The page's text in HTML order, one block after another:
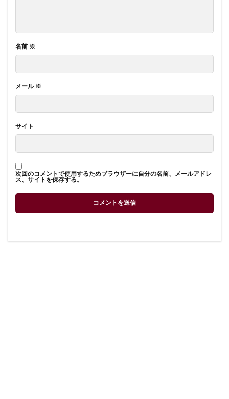
名前 ※
メール ※
サイト
次回のコメントで使用するためブラウザーに自分の名前、メールアドレ
ス、サイトを保存する。